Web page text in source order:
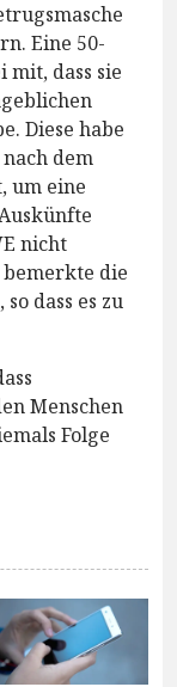
Eine 50-
mit, dass sie
Diese habe
dem
um eine
nicht
die
dass es zu
Menschen
Folge